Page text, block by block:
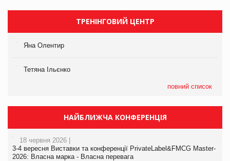
ТРЕНІНГОВИЙ ЦЕНТР
Яна Олентир
Тетяна Ільєнко
повний список
НАЙБЛИЖЧА КОНФЕРЕНЦІЯ
18 червня 2026 |
3-4 вересня Виставки та конференції PrivateLabel&FMCG Master-
2026: Власна марка - Власна перевага